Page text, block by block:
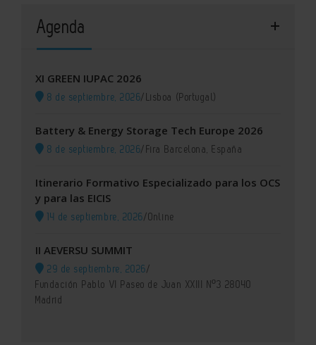
Agenda
XI GREEN IUPAC 2026
8 de septiembre, 2026/Lisboa (Portugal)
Battery & Energy Storage Tech Europe 2026
8 de septiembre, 2026/Fira Barcelona, España
Itinerario Formativo Especializado para los OCS
y para las EICIS
14 de septiembre, 2026/Online
II AEVERSU SUMMIT
29 de septiembre, 2026/
Fundación Pablo VI Paseo de Juan XXIII Nº3 28040
Madrid